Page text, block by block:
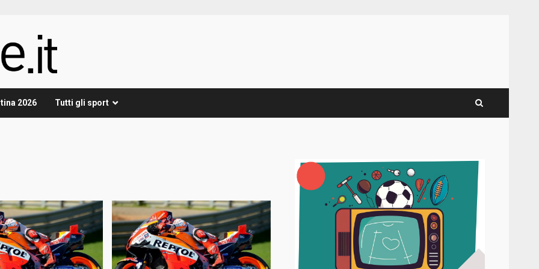
2026 Tutti gli sport